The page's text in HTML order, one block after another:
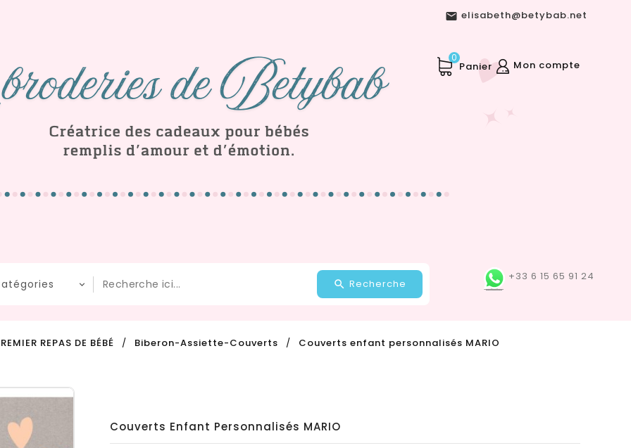
 elisabeth@betybab.net
Mon compte
Panier
0
+33 6 15 65 91 24
Recherche
REPAS DE BÉBÉ Biberon-Assiette-Couverts Couverts enfant personnalisés MARIO
Couverts Enfant Personnalisés MARIO